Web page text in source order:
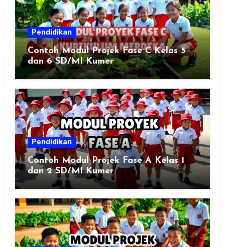
Pendidikan
Contoh Modul Projek Fase C Kelas 5
dan 6 SD/MI Kumer
Pendidikan
Contoh Modul Projek Fase A Kelas 1
dan 2 SD/MI Kumer